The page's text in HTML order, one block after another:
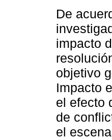
De
impacto
objetivo
Impacto
el efecto
de
el